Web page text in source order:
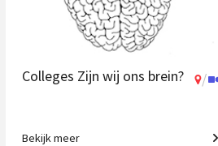
Colleges Zijn wij ons brein? /
Tussen brein en beleving met Rico
Bekijk meer